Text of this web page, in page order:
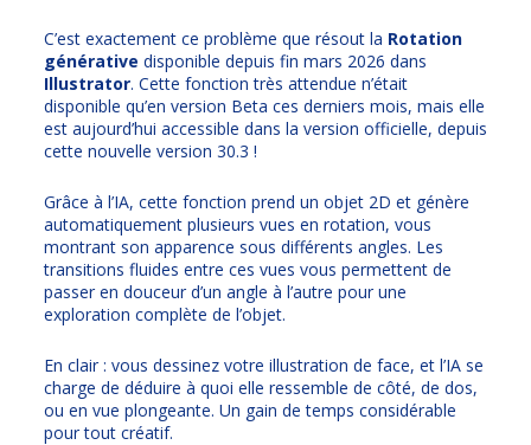
C’est exactement ce problème que résout la Rotation
générative disponible depuis fin mars 2026 dans
Illustrator. Cette fonction très attendue n’était
disponible qu’en version Beta ces derniers mois, mais elle
est aujourd’hui accessible dans la version officielle, depuis
cette nouvelle version 30.3 !
Grâce à l’IA, cette fonction prend un objet 2D et génère
automatiquement plusieurs vues en rotation, vous
montrant son apparence sous différents angles. Les
transitions fluides entre ces vues vous permettent de
passer en douceur d’un angle à l’autre pour une
exploration complète de l’objet.
En clair : vous dessinez votre illustration de face, et l’IA se
charge de déduire à quoi elle ressemble de côté, de dos,
ou en vue plongeante. Un gain de temps considérable
pour tout créatif.